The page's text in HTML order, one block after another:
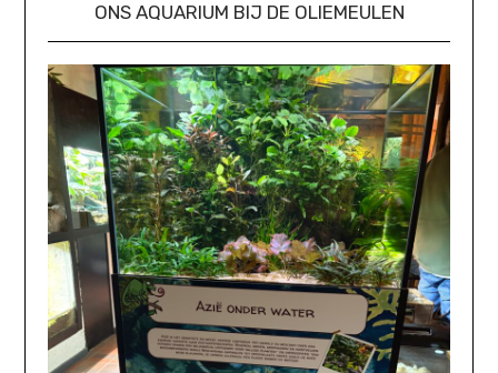
ONS AQUARIUM BIJ DE OLIEMEULEN